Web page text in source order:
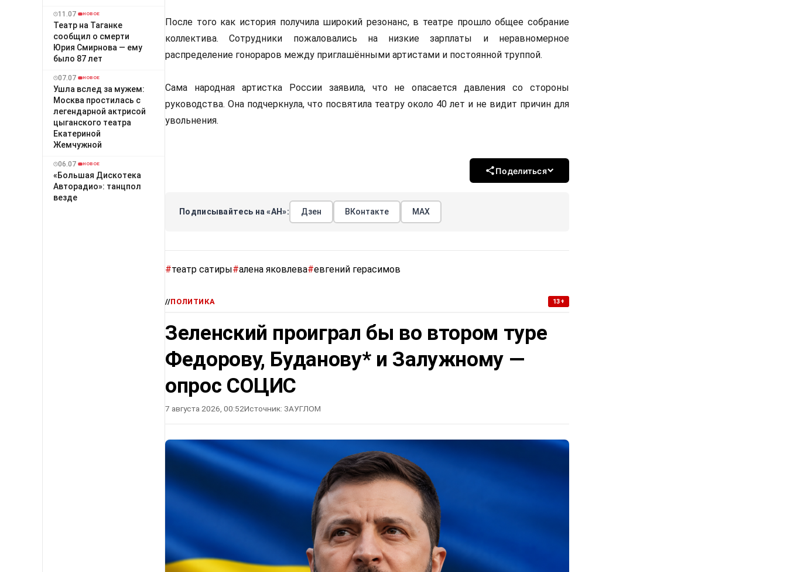
11.07 НОВОЕ
Театр на Таганке
сообщил о смерти
Юрия Смирнова — ему
было 87 лет
07.07 НОВОЕ
Ушла вслед за мужем:
Москва простилась с
легендарной актрисой
цыганского театра
Екатериной
Жемчужной
06.07 НОВОЕ
«Большая Дискотека
Авторадио»: танцпол
везде
После того как история получила широкий резонанс, в театре прошло общее собрание
коллектива. Сотрудники пожаловались на низкие зарплаты и неравномерное
распределение гонораров между приглашёнными артистами и постоянной труппой.
Сама народная артистка России заявила, что не опасается давления со стороны
руководства. Она подчеркнула, что посвятила театру около 40 лет и не видит причин для
увольнения.
Поделиться
Подписывайтесь на «АН»: Дзен ВКонтакте МАХ
#театр сатиры#алена яковлева#евгений герасимов
//ПОЛИТИКА 13+
Зеленский проиграл бы во втором туре
Федорову, Буданову* и Залужному —
опрос СОЦИС
7 августа 2026, 00:52Источник: ЗАУГЛОМ